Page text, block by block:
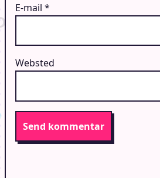
E-mail *
Websted